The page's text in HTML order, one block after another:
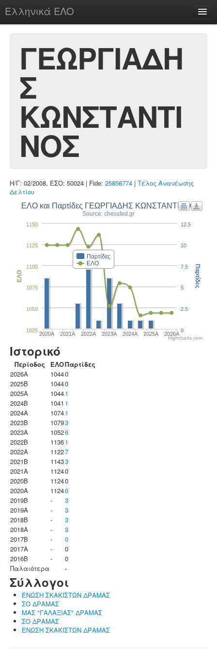
Ελληνικά ΕΛΟ
chesstu.be @ discord
Login
ΓΕΩΡΓΙΑΔΗ
Σ
ΚΩΝΣΤΑΝΤΙ
ΝΟΣ
Η/Γ: 02/2008, ΕΣΟ: 50024 | Fide: 25856774 | Τέλος Ανανέωσης
Δελτίου
ΕΛΟ και Παρτίδες ΓΕΩΡΓΙΑΔΗΣ ΚΩΝΣΤΑΝΤΙΝΟΣ
Source: chessfed.gr
Παρτίδες
ΕΛΟ
2020A 2021A 2022A 2023Α 2024A 2025A 2026A
1025
1050
1075
1100
1125
1150
ΕΛΟ
0
2.5
5
7.5
10
12.5
Παρτίδες
Highcharts.com
Ιστορικό
Περίοδος ΕΛΟΠαρτίδες
2026A
10440
2025B
10440
2025A
10441
2024B
1041 1
2024A
10741
2023B
10793
2023Α
10526
2022B
11361
2022A
11227
2021B
11433
2021A
11240
2020B
11240
2020A
11246
2019B
-
3
2019A
-
3
2018B
-
3
2018A
-
3
2017B
-
0
2017A
-
0
2016B
-
0
Παλαιότερα
-
Σύλλογοι
ΕΝΩΣΗ ΣΚΑΚΙΣΤΩΝ ΔΡΑΜΑΣ
ΣΟ ΔΡΑΜΑΣ
ΜΑΣ "ΓΑΛΑΞΙΑΣ" ΔΡΑΜΑΣ
ΣΟ ΔΡΑΜΑΣ
ΕΝΩΣΗ ΣΚΑΚΙΣΤΩΝ ΔΡΑΜΑΣ